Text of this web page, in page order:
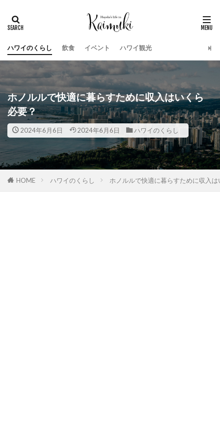
ハワイのくらし 飲食 イベント ハワイ観光
ホノルルで快適に暮らすために収入はいくら
必要？
2024年6月6日 2024年6月6日 ハワイのくらし
HOME ハワイのくらし ホノルルで快適に暮らすために収入